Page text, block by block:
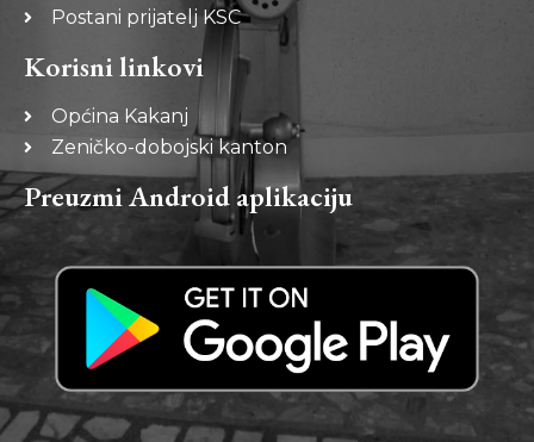
Postani prijatelj KSC
Korisni linkovi
Općina Kakanj
Zeničko-dobojski kanton
Preuzmi Android aplikaciju